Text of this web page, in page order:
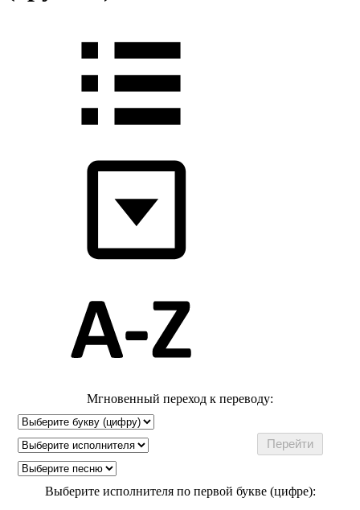
Мгновенный переход к переводу:
Выберите исполнителя по первой букве (цифре):